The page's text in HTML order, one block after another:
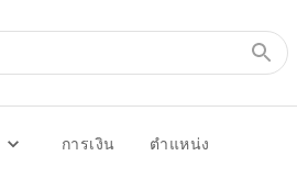
การเงิน ตำแหน่ง